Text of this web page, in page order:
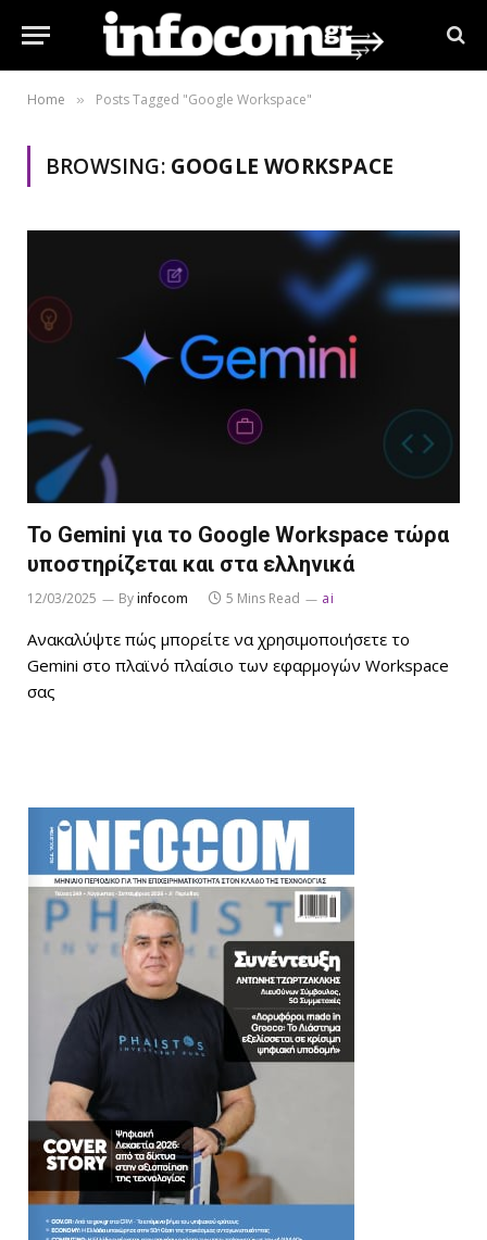
Home » Posts Tagged "Google Workspace"
BROWSING: GOOGLE WORKSPACE
Το Gemini για το Google Workspace τώρα
υποστηρίζεται και στα ελληνικά
12/03/2025 Byinfocom 5 Mins Read ai
Ανακαλύψτε πώς μπορείτε να χρησιμοποιήσετε το
Gemini στο πλαϊνό πλαίσιο των εφαρμογών Workspace
σας